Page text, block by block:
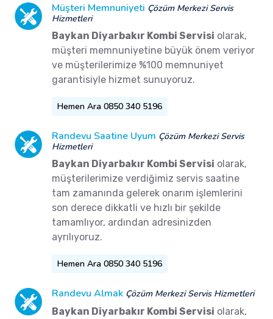
Müşteri Memnuniyeti Çözüm Merkezi Servis
Hizmetleri
Baykan Diyarbakır Kombi Servisi olarak,
müşteri memnuniyetine büyük önem veriyor
ve müşterilerimize %100 memnuniyet
garantisiyle hizmet sunuyoruz.
Hemen Ara 0850 340 5196
Randevu Saatine Uyum Çözüm Merkezi Servis
Hizmetleri
Baykan Diyarbakır Kombi Servisi olarak,
müşterilerimize verdiğimiz servis saatine
tam zamanında gelerek onarım işlemlerini
son derece dikkatli ve hızlı bir şekilde
tamamlıyor, ardından adresinizden
ayrılıyoruz.
Hemen Ara 0850 340 5196
Randevu Almak Çözüm Merkezi Servis Hizmetleri
Baykan Diyarbakır Kombi Servisi olarak,